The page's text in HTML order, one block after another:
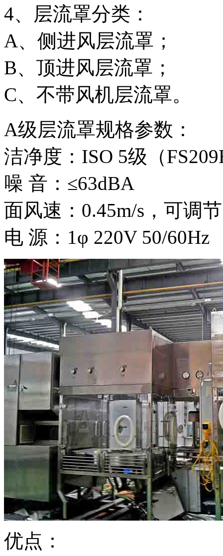
4、层流罩分类：
A、侧进风层流罩；
B、顶进风层流罩；
C、不带风机层流罩。
A级层流罩规格参数：
洁净度：ISO 5级（
噪 音：≤63dBA
面风速：0.45m/s，可调节
电 源：1φ 220V 50/60Hz
优点：